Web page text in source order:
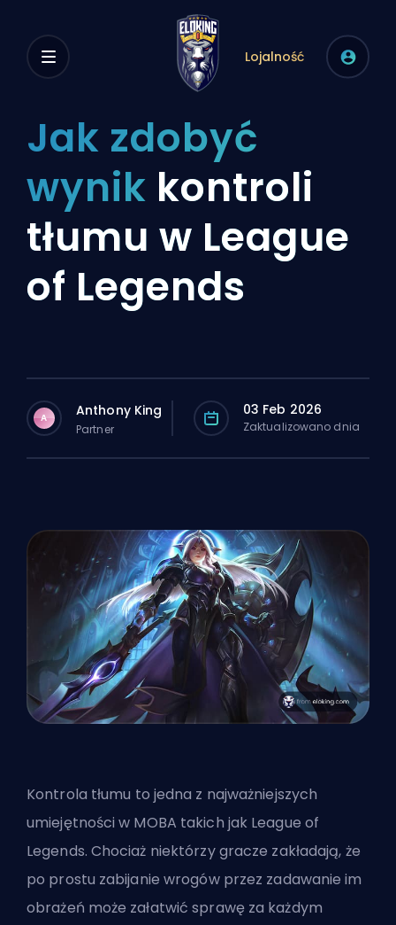
Lojalność
Jak zdobyć
wynik kontroli
tłumu w League
of Legends
A Anthony King
Partner
03 Feb 2026
Zaktualizowano dnia
Kontrola tłumu to jedna z najważniejszych
umiejętności w MOBA takich jak League of
Legends. Chociaż niektórzy gracze zakładają, że
po prostu zabijanie wrogów przez zadawanie im
obrażeń może załatwić sprawę za każdym